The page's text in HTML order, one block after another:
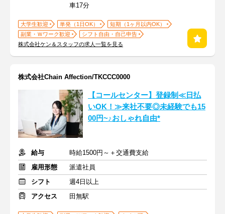
車17分
大学生歓迎 単発（1日OK）
短期（1ヶ月以内OK）
副業・Ｗワーク歓迎
シフト自由・自己申告
株式会社ケン＆スタッフの求人一覧を見る
株式会社Chain Affection/TKCCC0000
【コールセンター】登録制≪日払
いOK！≫来社不要◎未経験でも15
00円~♪おしゃれ自由*
給与
時給1500円～＋交通費支給
雇用形態
派遣社員
シフト
週4日以上
アクセス
田無駅